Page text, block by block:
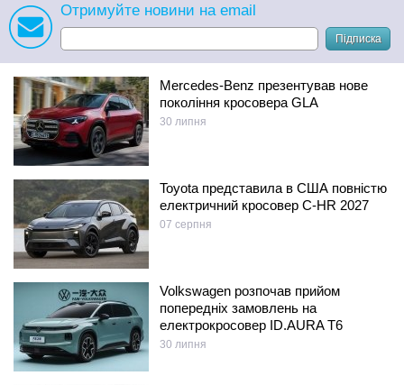
Отримуйте новини на email
Підписка
Mercedes-Benz презентував нове
покоління кросовера GLA
30 липня
Toyota представила в США повністю
електричний кросовер C-HR 2027
07 серпня
Volkswagen розпочав прийом
попередніх замовлень на
електрокросовер ID.AURA T6
30 липня